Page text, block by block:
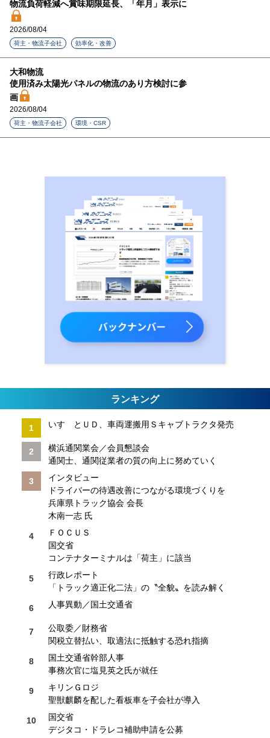
物流負荷軽減へ賞味期限延長、「年月」表示に
2026/08/04
荷主・物流子会社 効率化・改善
大和物流
使用済み太陽光パネルの物流のあり方検討に参
画
2026/08/04
荷主・物流子会社 環境・CSR
ランキング
いすゞとＵＤ、車両運搬用Ｓキャブトラクタ発売
横浜通関業会／会員懇談会
通関士、通関従業者の質の向上に努めていく
インタビュー
ドライバーの待遇改善につながる環境づくりを
兵庫県トラック協会 会長
木南一志 氏
ＦＯＣＵＳ
国交省
コンテナターミナルは「荷主」に該当
行政レポート
「トラック適正化二法」の〝全貌〟を読み解く
人事異動／国土交通省
公取委／財務省
関税立替払い、取適法に抵触する恐れ指摘
国土交通省幹部人事
事務次官に塩見英之氏が就任
キリンＧロジ
聖獣麒麟を配した看板車を子会社が導入
国交省
デジタコ・ドラレコ補助申請を公募